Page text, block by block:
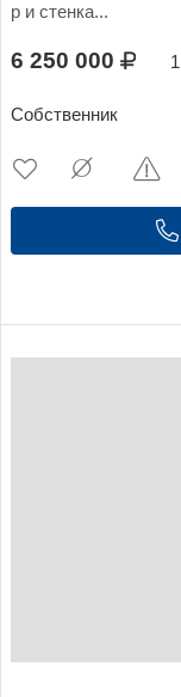
р и стенка...
6 250 000
Собственник